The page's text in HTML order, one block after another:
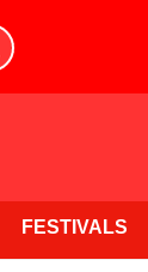
FESTIVALS